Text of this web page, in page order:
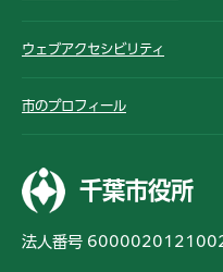
ウェブアクセシビリティ
市のプロフィール
千葉市役所
法人番号